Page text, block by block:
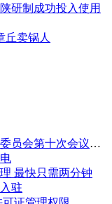
研制成功投入使用
丘卖锅人
习近平主持召开中央全面深化改革委员会第十次会议强调 加强改革系统集成协同高效 推动各方面制度更加成熟更加定型 李克强王沪宁韩正出席
最快只需两分钟
驻